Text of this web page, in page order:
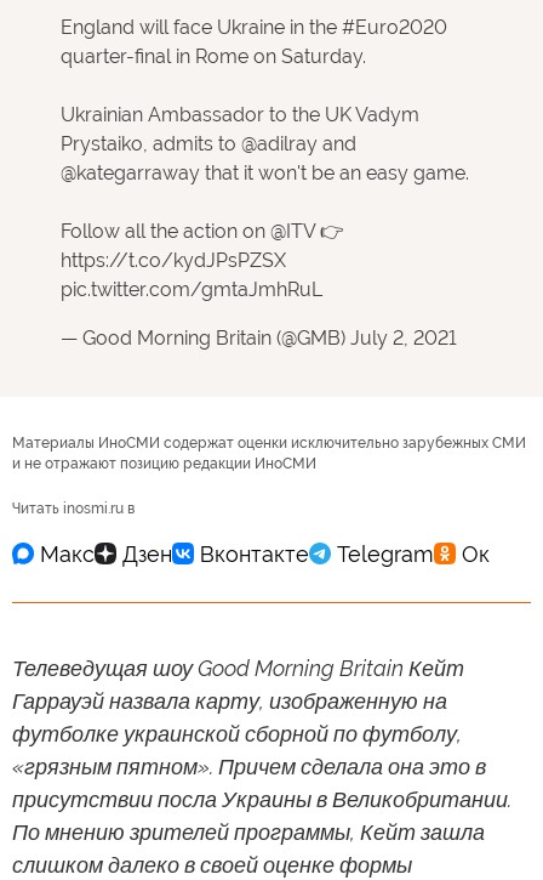
England will face Ukraine in the #Euro2020
quarter-final in Rome on Saturday.
Ukrainian Ambassador to the UK Vadym
Prystaiko, admits to @adilray and
@kategarraway that it won't be an easy game.
Follow all the action on @ITV👉
https://t.co/kydJPsPZSX
pic.twitter.com/gmtaJmhRuL
— Good Morning Britain (@GMB) July 2, 2021
Материалы ИноСМИ содержат оценки исключительно зарубежных СМИ
и не отражают позицию редакции ИноСМИ
Читать inosmi.ru в
Телеведущая шоу Good Morning Britain Кейт
Гаррауэй назвала карту, изображенную на
футболке украинской сборной по футболу,
«грязным пятном». Причем сделала она это в
присутствии посла Украины в Великобритании.
По мнению зрителей программы, Кейт зашла
слишком далеко в своей оценке формы